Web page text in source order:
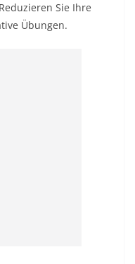
Sie Ihre
Übungen.